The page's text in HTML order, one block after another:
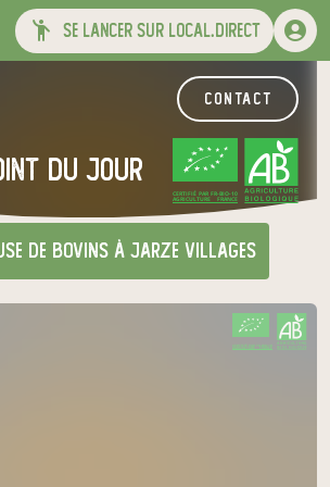
se lancer sur local.direct
contact
du jour
CERTIFIÉ PAR FR-BIO-10
AGRICULTURE FRANCE
de bovinsà jarze villages
CERTIFIÉ PAR FR-BIO-10
AGRICULTURE FRANCE